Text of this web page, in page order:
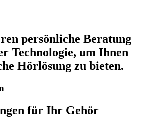
persönliche Beratung
Technologie, um Ihnen
Hörlösung zu bieten.
für Ihr Gehör